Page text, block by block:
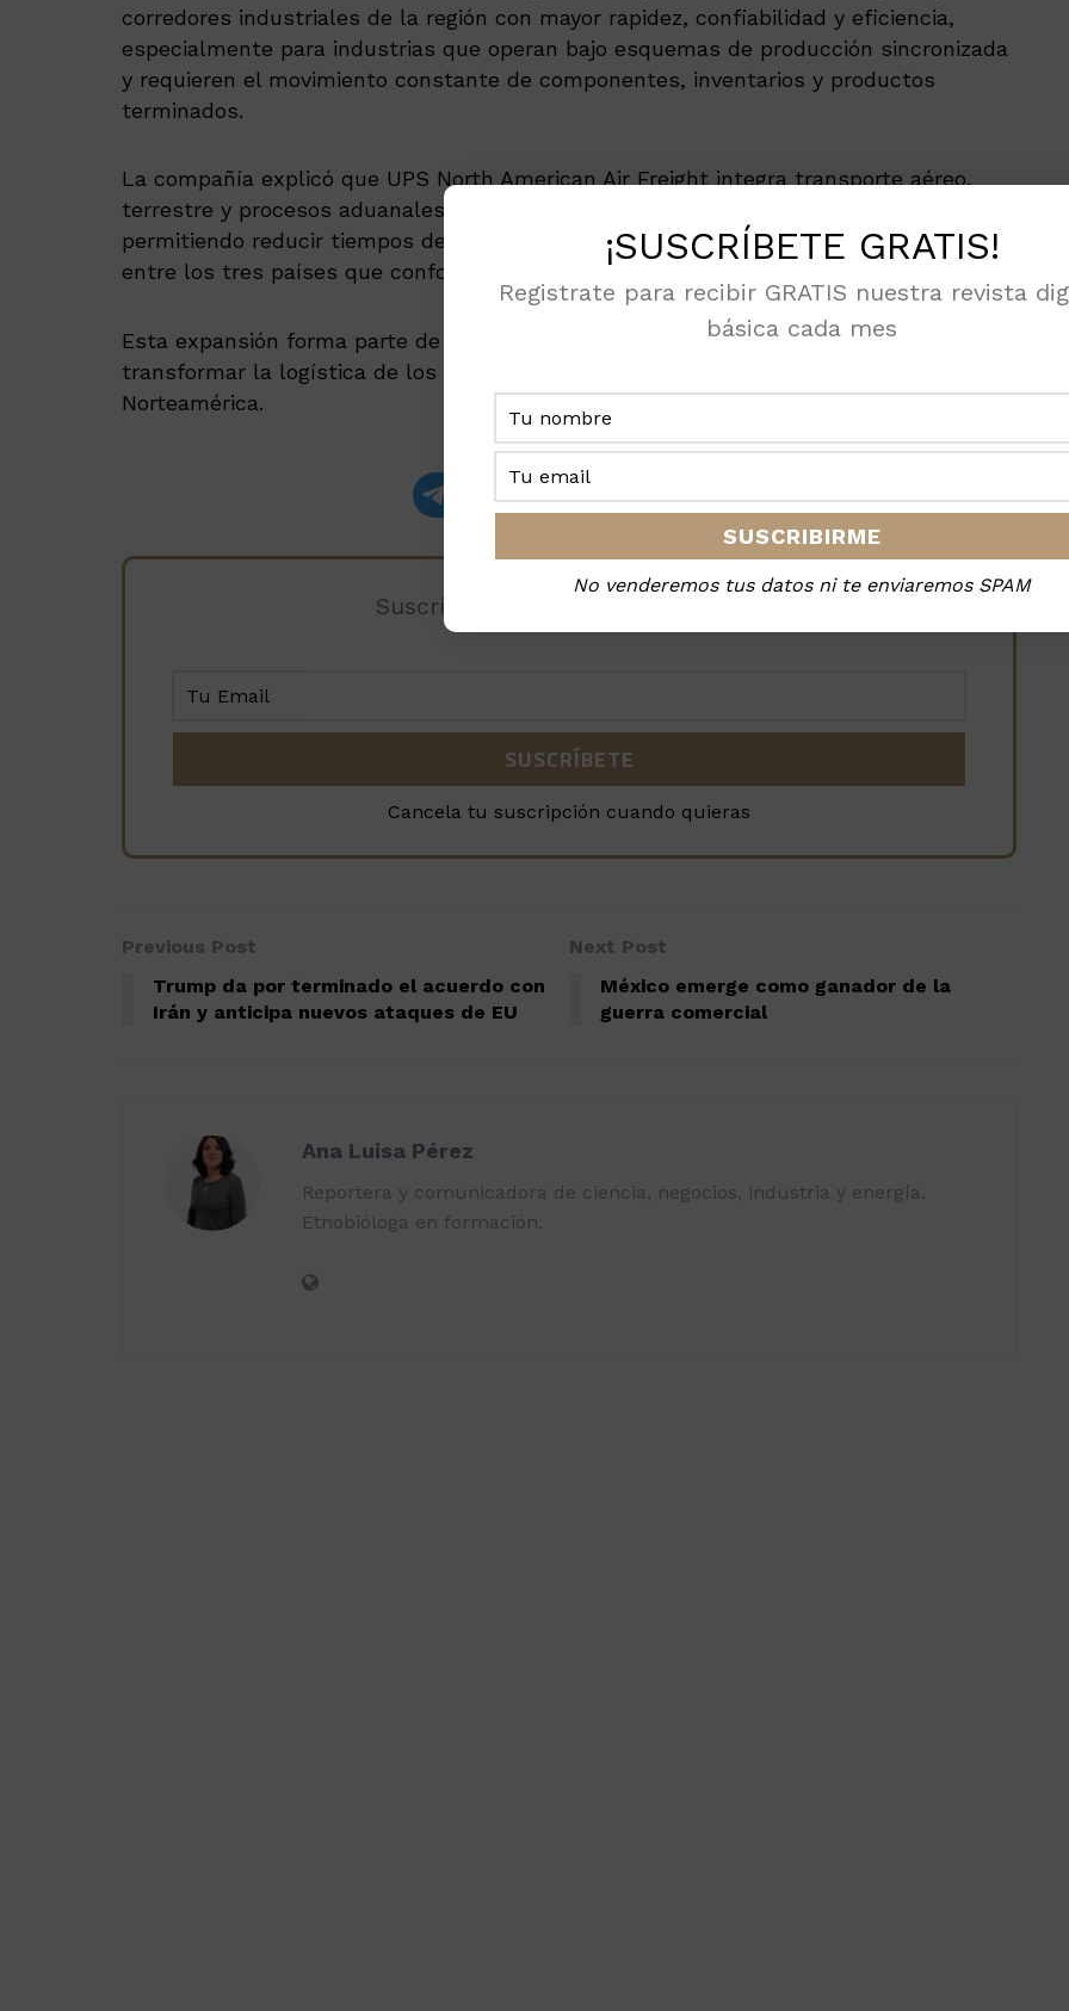
corredores industriales de la región con mayor rapidez, confiabilidad y eficiencia,
especialmente para industrias que operan bajo esquemas de producción sincronizada
y requieren el movimiento constante de componentes, inventarios y productos
terminados.
La compañía explicó que UPS North American Air Freight integra transporte aéreo,
terrestre y procesos aduanales dentro de una sola red operada por la empresa,
permitiendo reducir tiempos de gestión y facilitar las operaciones transfronterizas
entre los tres países que conforman el
.
Esta expansión forma parte de la inversión de 50 millones de dólares destinada a
transformar la logística de los fabricantes automotrices e industriales de
Norteamérica.
Recibe las noticias en tu móvil
Suscríbete a la revista, es GRATIS
Cancela tu suscripción cuando quieras
Previous Post
Trump da por terminado el acuerdo con
Irán y anticipa nuevos ataques de EU
Next Post
México emerge como ganador de la
guerra comercial
Ana Luisa Pérez
Reportera y comunicadora de ciencia, negocios, industria y energía.
Etnobióloga en formación.
¡SUSCRÍBETE GRATIS!
Registrate para recibir GRATIS nuestra revista
básica cada mes
No venderemos tus datos ni te enviaremos SPAM